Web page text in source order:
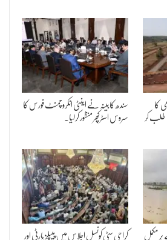
کا
طلب کر
سندھ کابینہ نے اینٹی انکروچمنٹ فورس کا
سروس اسٹرکچر منظور کرلیا۔
پر مکمل
کراچی سٹی کونسل اجلاس میں پیپلز پارٹی اور